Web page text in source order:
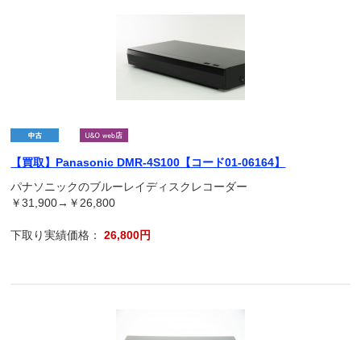
【買取】Panasonic DMR-4S100【コード01-06164】
パナソニックのブルーレイディスクレコーダー
￥31,900→￥26,800
下取り実績価格：26,800円